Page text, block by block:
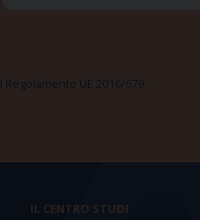
UE 2016/679
IL CENTRO STUDI